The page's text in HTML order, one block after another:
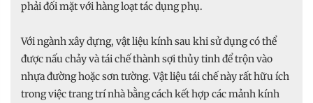
phải đối mặt với hàng loạt tác dụng phụ.
Với ngành xây dựng, vật liệu kính sau khi sử dụng có thể
được nấu chảy và tái chế thành sợi thủy tinh để trộn vào
nhựa đường hoặc sơn tường. Vật liệu tái chế này rất hữu ích
trong việc trang trí nhà bằng cách kết hợp các mảnh kính